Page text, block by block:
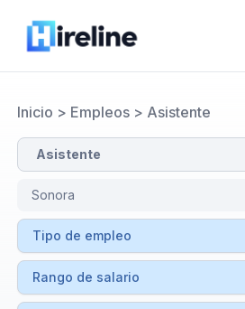
Inicio > Empleos> Asistente